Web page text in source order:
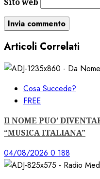
Articoli Correlati
Cosa Succede?
FREE
Il NOME PUO’
“MUSICA ITALIANA”
04/08/2026 0 188